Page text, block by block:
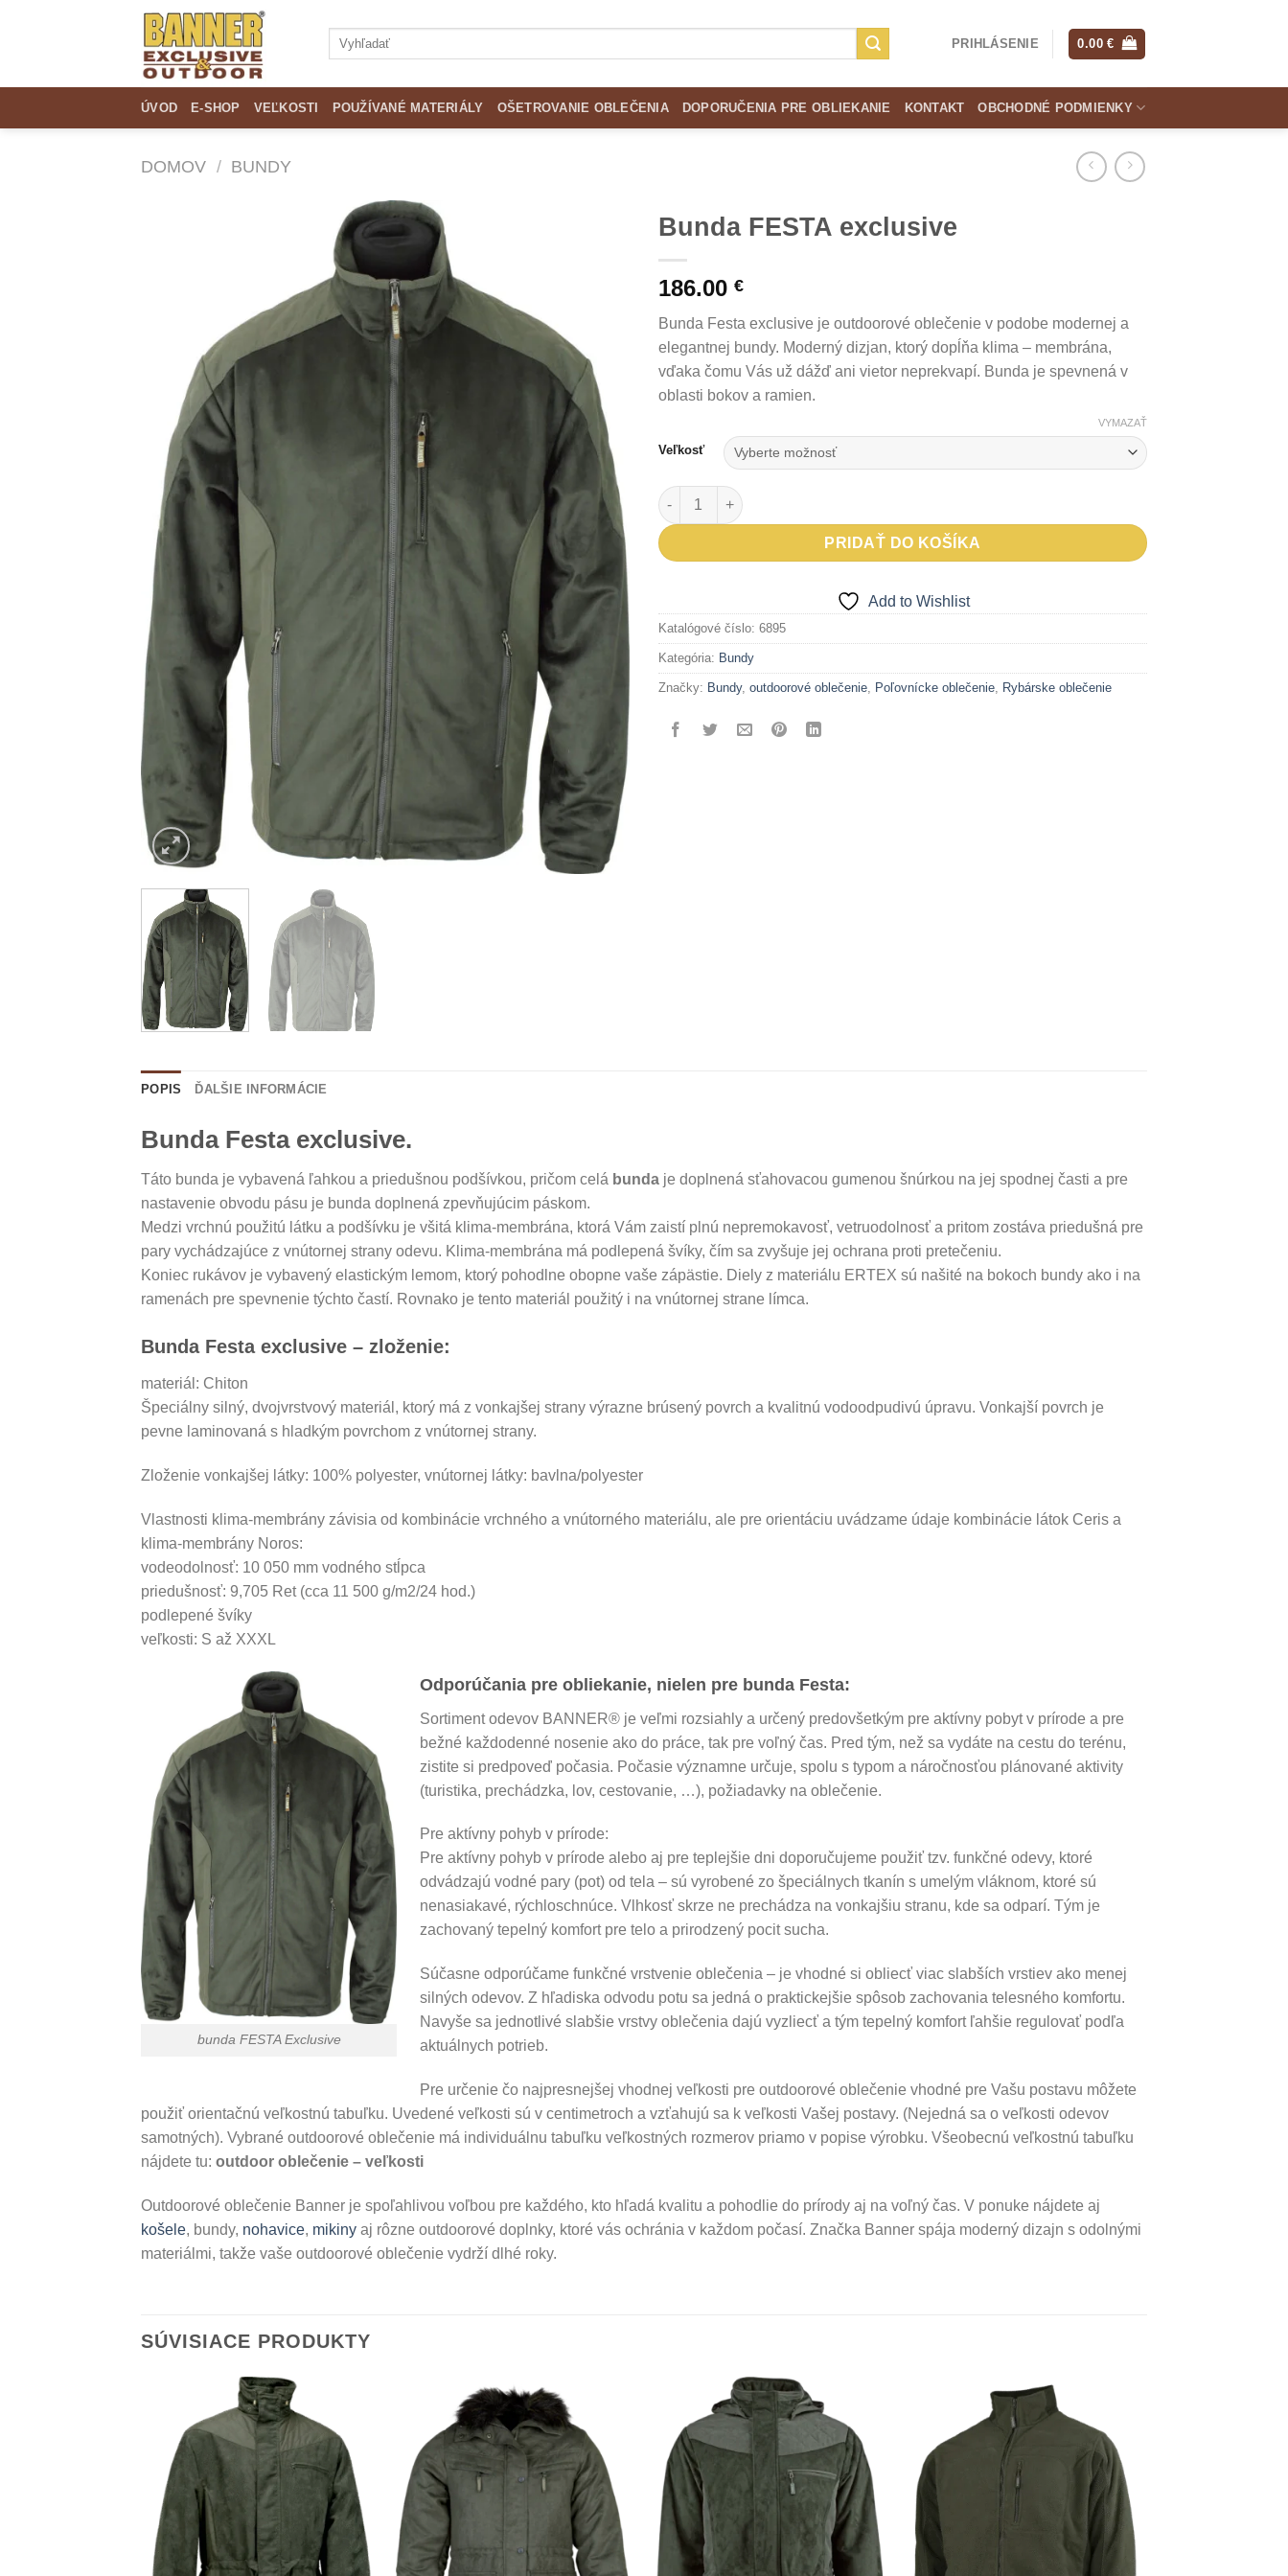
Hľadať:
PRIHLÁSENIE 0.00€
ÚVOD E-SHOP VEĽKOSTI POUŽÍVANÉ MATERIÁLY OŠETROVANIE OBLEČENIA DOPORUČENIA PRE OBLIEKANIE KONTAKT OBCHODNÉ PODMIENKY
DOMOV / BUNDY
Bunda FESTA exclusive
186.00 €
Bunda Festa exclusive je outdoorové oblečenie v podobe modernej a
elegantnej bundy. Moderný dizjan, ktorý dopĺňa klima – membrána,
vďaka čomu Vás už dážď ani vietor neprekvapí. Bunda je spevnená v
oblasti bokov a ramien.
Veľkosť
VYMAZAŤ
množstvo Bunda FESTA exclusive
PRIDAŤ DO KOŠÍKA
Add to Wishlist
Katalógové číslo: 6895
Kategória: Bundy
Značky: Bundy, outdoorové oblečenie Poľovnícke oblečenie Rybárske oblečenie
POPIS ĎALŠIE INFORMÁCIE
Bunda Festa exclusive.
Táto bunda je vybavená ľahkou a priedušnou podšívkou, pričom celá bunda je doplnená sťahovacou gumenou šnúrkou na jej spodnej časti a pre
nastavenie obvodu pásu je bunda doplnená zpevňujúcim páskom.
Medzi vrchnú použitú látku a podšívku je všitá klima-membrána, ktorá Vám zaistí plnú nepremokavosť, vetruodolnosť a pritom zostáva priedušná pre
pary vychádzajúce z vnútornej strany odevu. Klima-membrána má podlepená švíky, čím sa zvyšuje jej ochrana proti pretečeniu.
Koniec rukávov je vybavený elastickým lemom, ktorý pohodlne obopne vaše zápästie. Diely z materiálu ERTEX sú našité na bokoch bundy ako i na
ramenách pre spevnenie týchto častí. Rovnako je tento materiál použitý i na vnútornej strane límca.
Bunda Festa exclusive – zloženie:
materiál: Chiton
Špeciálny silný, dvojvrstvový materiál, ktorý má z vonkajšej strany výrazne brúsený povrch a kvalitnú vodoodpudivú úpravu. Vonkajší povrch je
pevne laminovaná s hladkým povrchom z vnútornej strany.
Zloženie vonkajšej látky: 100% polyester, vnútornej látky: bavlna/polyester
Vlastnosti klima-membrány závisia od kombinácie vrchného a vnútorného materiálu, ale pre orientáciu uvádzame údaje kombinácie látok Ceris a
klima-membrány Noros:
vodeodolnosť: 10 050 mm vodného stĺpca
priedušnosť: 9,705 Ret (cca 11 500 g/m2/24 hod.)
podlepené švíky
veľkosti: S až XXXL
bunda FESTA Exclusive
Odporúčania pre obliekanie, nielen pre bunda Festa:
Sortiment odevov BANNER® je veľmi rozsiahly a určený predovšetkým pre aktívny pobyt v prírode a pre
bežné každodenné nosenie ako do práce, tak pre voľný čas. Pred tým, než sa vydáte na cestu do terénu,
zistite si predpoveď počasia. Počasie významne určuje, spolu s typom a náročnosťou plánované aktivity
(turistika, prechádzka, lov, cestovanie, …), požiadavky na oblečenie.
Pre aktívny pohyb v prírode:
Pre aktívny pohyb v prírode alebo aj pre teplejšie dni doporučujeme použiť tzv. funkčné odevy, ktoré
odvádzajú vodné pary (pot) od tela – sú vyrobené zo špeciálnych tkanín s umelým vláknom, ktoré sú
nenasiakavé, rýchloschnúce. Vlhkosť skrze ne prechádza na vonkajšiu stranu, kde sa odparí. Tým je
zachovaný tepelný komfort pre telo a prirodzený pocit sucha.
Súčasne odporúčame funkčné vrstvenie oblečenia – je vhodné si obliecť viac slabších vrstiev ako menej
silných odevov. Z hľadiska odvodu potu sa jedná o praktickejšie spôsob zachovania telesného komfortu.
Navyše sa jednotlivé slabšie vrstvy oblečenia dajú vyzliecť a tým tepelný komfort ľahšie regulovať podľa
aktuálnych potrieb.
Pre určenie čo najpresnejšej vhodnej veľkosti pre outdoorové oblečenie vhodné pre Vašu postavu môžete
použiť orientačnú veľkostnú tabuľku. Uvedené veľkosti sú v centimetroch a vzťahujú sa k veľkosti Vašej postavy. (Nejedná sa o veľkosti odevov
samotných). Vybrané outdoorové oblečenie má individuálnu tabuľku veľkostných rozmerov priamo v popise výrobku. Všeobecnú veľkostnú tabuľku
nájdete tu: outdoor oblečenie – veľkosti
Outdoorové oblečenie Banner je spoľahlivou voľbou pre každého, kto hľadá kvalitu a pohodlie do prírody aj na voľný čas. V ponuke nájdete aj
košele, bundy, nohavice, mikiny aj rôzne outdoorové doplnky, ktoré vás ochránia v každom počasí. Značka Banner spája moderný dizajn s odolnými
materiálmi, takže vaše outdoorové oblečenie vydrží dlhé roky.
SÚVISIACE PRODUKTY
Add to
Wishlist
Add to
Wishlist
Add to
Wishlist
Add to
Wishlist